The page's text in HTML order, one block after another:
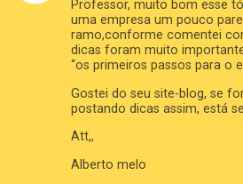
Professor, muito bom esse
uma empresa um pouco
ramo,conforme comentei
dicas foram muito
“os primeiros passos para o
Gostei do seu site-blog, se
postando dicas assim, está
Att,,
Alberto melo